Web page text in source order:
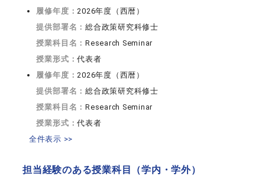
履修年度：2026年度（西暦）
提供部署名：総合政策研究科修士
授業科目名：Research Seminar
授業形式：代表者
履修年度：2026年度（西暦）
提供部署名：総合政策研究科修士
授業科目名：Research Seminar
授業形式：代表者
全件表示 >>
担当経験のある授業科目（学内・学外）